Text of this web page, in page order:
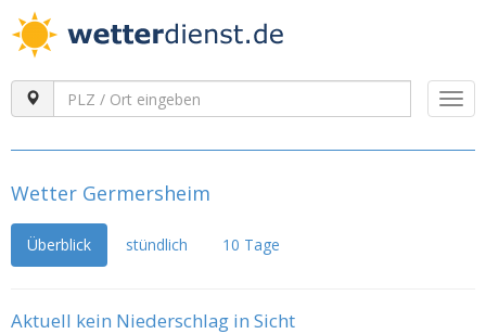
Wetter Germersheim
Überblick stündlich 10 Tage
Aktuell kein Niederschlag in Sicht